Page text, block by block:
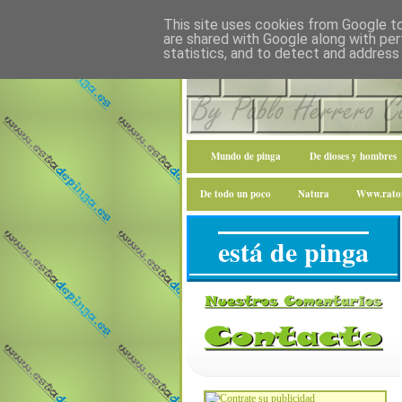
Mundo de pinga De dioses y hombres
De todo un poco Natura
está de pinga
This site uses cookies from Google
are shared with Google along with
statistics, and to detect and address